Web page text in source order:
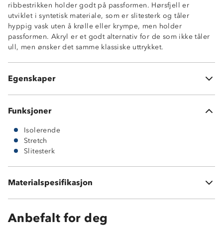
ribbestrikken holder godt på passformen. Hørsfjell er
utviklet i syntetisk materiale, som er slitesterk og tåler
hyppig vask uten å krølle eller krympe, men holder
passformen. Akryl er et godt alternativ for de som ikke tåler
ull, men ønsker det samme klassiske uttrykket.
Egenskaper
Bred oppbrettskant
Funksjoner
Isolerende
Stretch
Slitesterk
Materialspesifikasjon
100 % akryl
Anbefalt for deg